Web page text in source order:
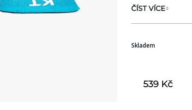
ČÍST VÍCE
539 Kč
Skladem